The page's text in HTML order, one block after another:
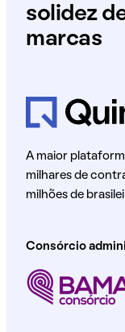
solidez
marcas
A maior
milhares de
milhões de
Consórcio